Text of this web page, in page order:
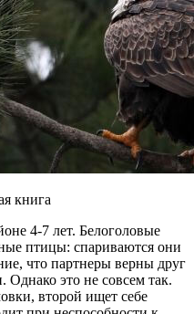
книга
4-7 лет. Белоголовые
птицы: спариваются они
что партнеры верны друг
Однако это не совсем так.
второй ищет себе